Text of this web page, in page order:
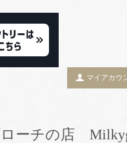
マイアカウ
ーチの店